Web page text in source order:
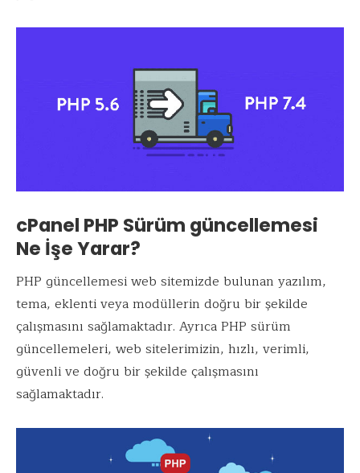
cPanel PHP Sürüm güncellemesi
Ne İşe Yarar?
PHP güncellemesi web sitemizde bulunan yazılım,
tema, eklenti veya modüllerin doğru bir şekilde
çalışmasını sağlamaktadır. Ayrıca PHP sürüm
güncellemeleri, web sitelerimizin, hızlı, verimli,
güvenli ve doğru bir şekilde çalışmasını
sağlamaktadır.